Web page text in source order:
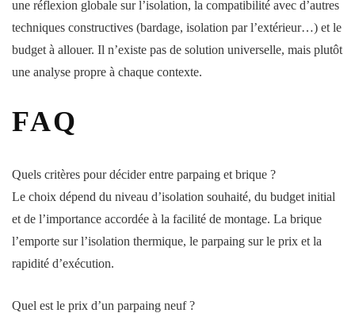
une réflexion globale sur l’isolation, la compatibilité avec d’autres
techniques constructives (bardage, isolation par l’extérieur…) et le
budget à allouer. Il n’existe pas de solution universelle, mais plutôt
une analyse propre à chaque contexte.
FAQ
Quels critères pour décider entre parpaing et brique ?
Le choix dépend du niveau d’isolation souhaité, du budget initial
et de l’importance accordée à la facilité de montage. La brique
l’emporte sur l’isolation thermique, le parpaing sur le prix et la
rapidité d’exécution.
Quel est le prix d’un parpaing neuf ?